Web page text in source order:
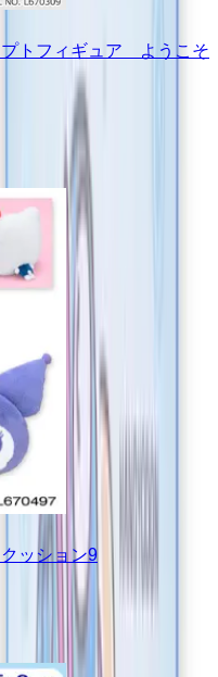
トフィギュア ようこそ
ッション9